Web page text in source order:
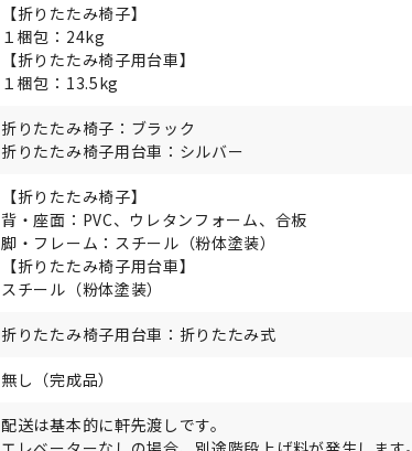
【折りたたみ椅子】
１梱包：24kg
【折りたたみ椅子用台車】
１梱包：13.5kg
折りたたみ椅子：ブラック
折りたたみ椅子用台車：シルバー
【折りたたみ椅子】
背・座面：PVC、ウレタンフォーム、合板
脚・フレーム：スチール（粉体塗装）
【折りたたみ椅子用台車】
スチール（粉体塗装）
折りたたみ椅子用台車：折りたたみ式
無し（完成品）
配送は基本的に軒先渡しです。